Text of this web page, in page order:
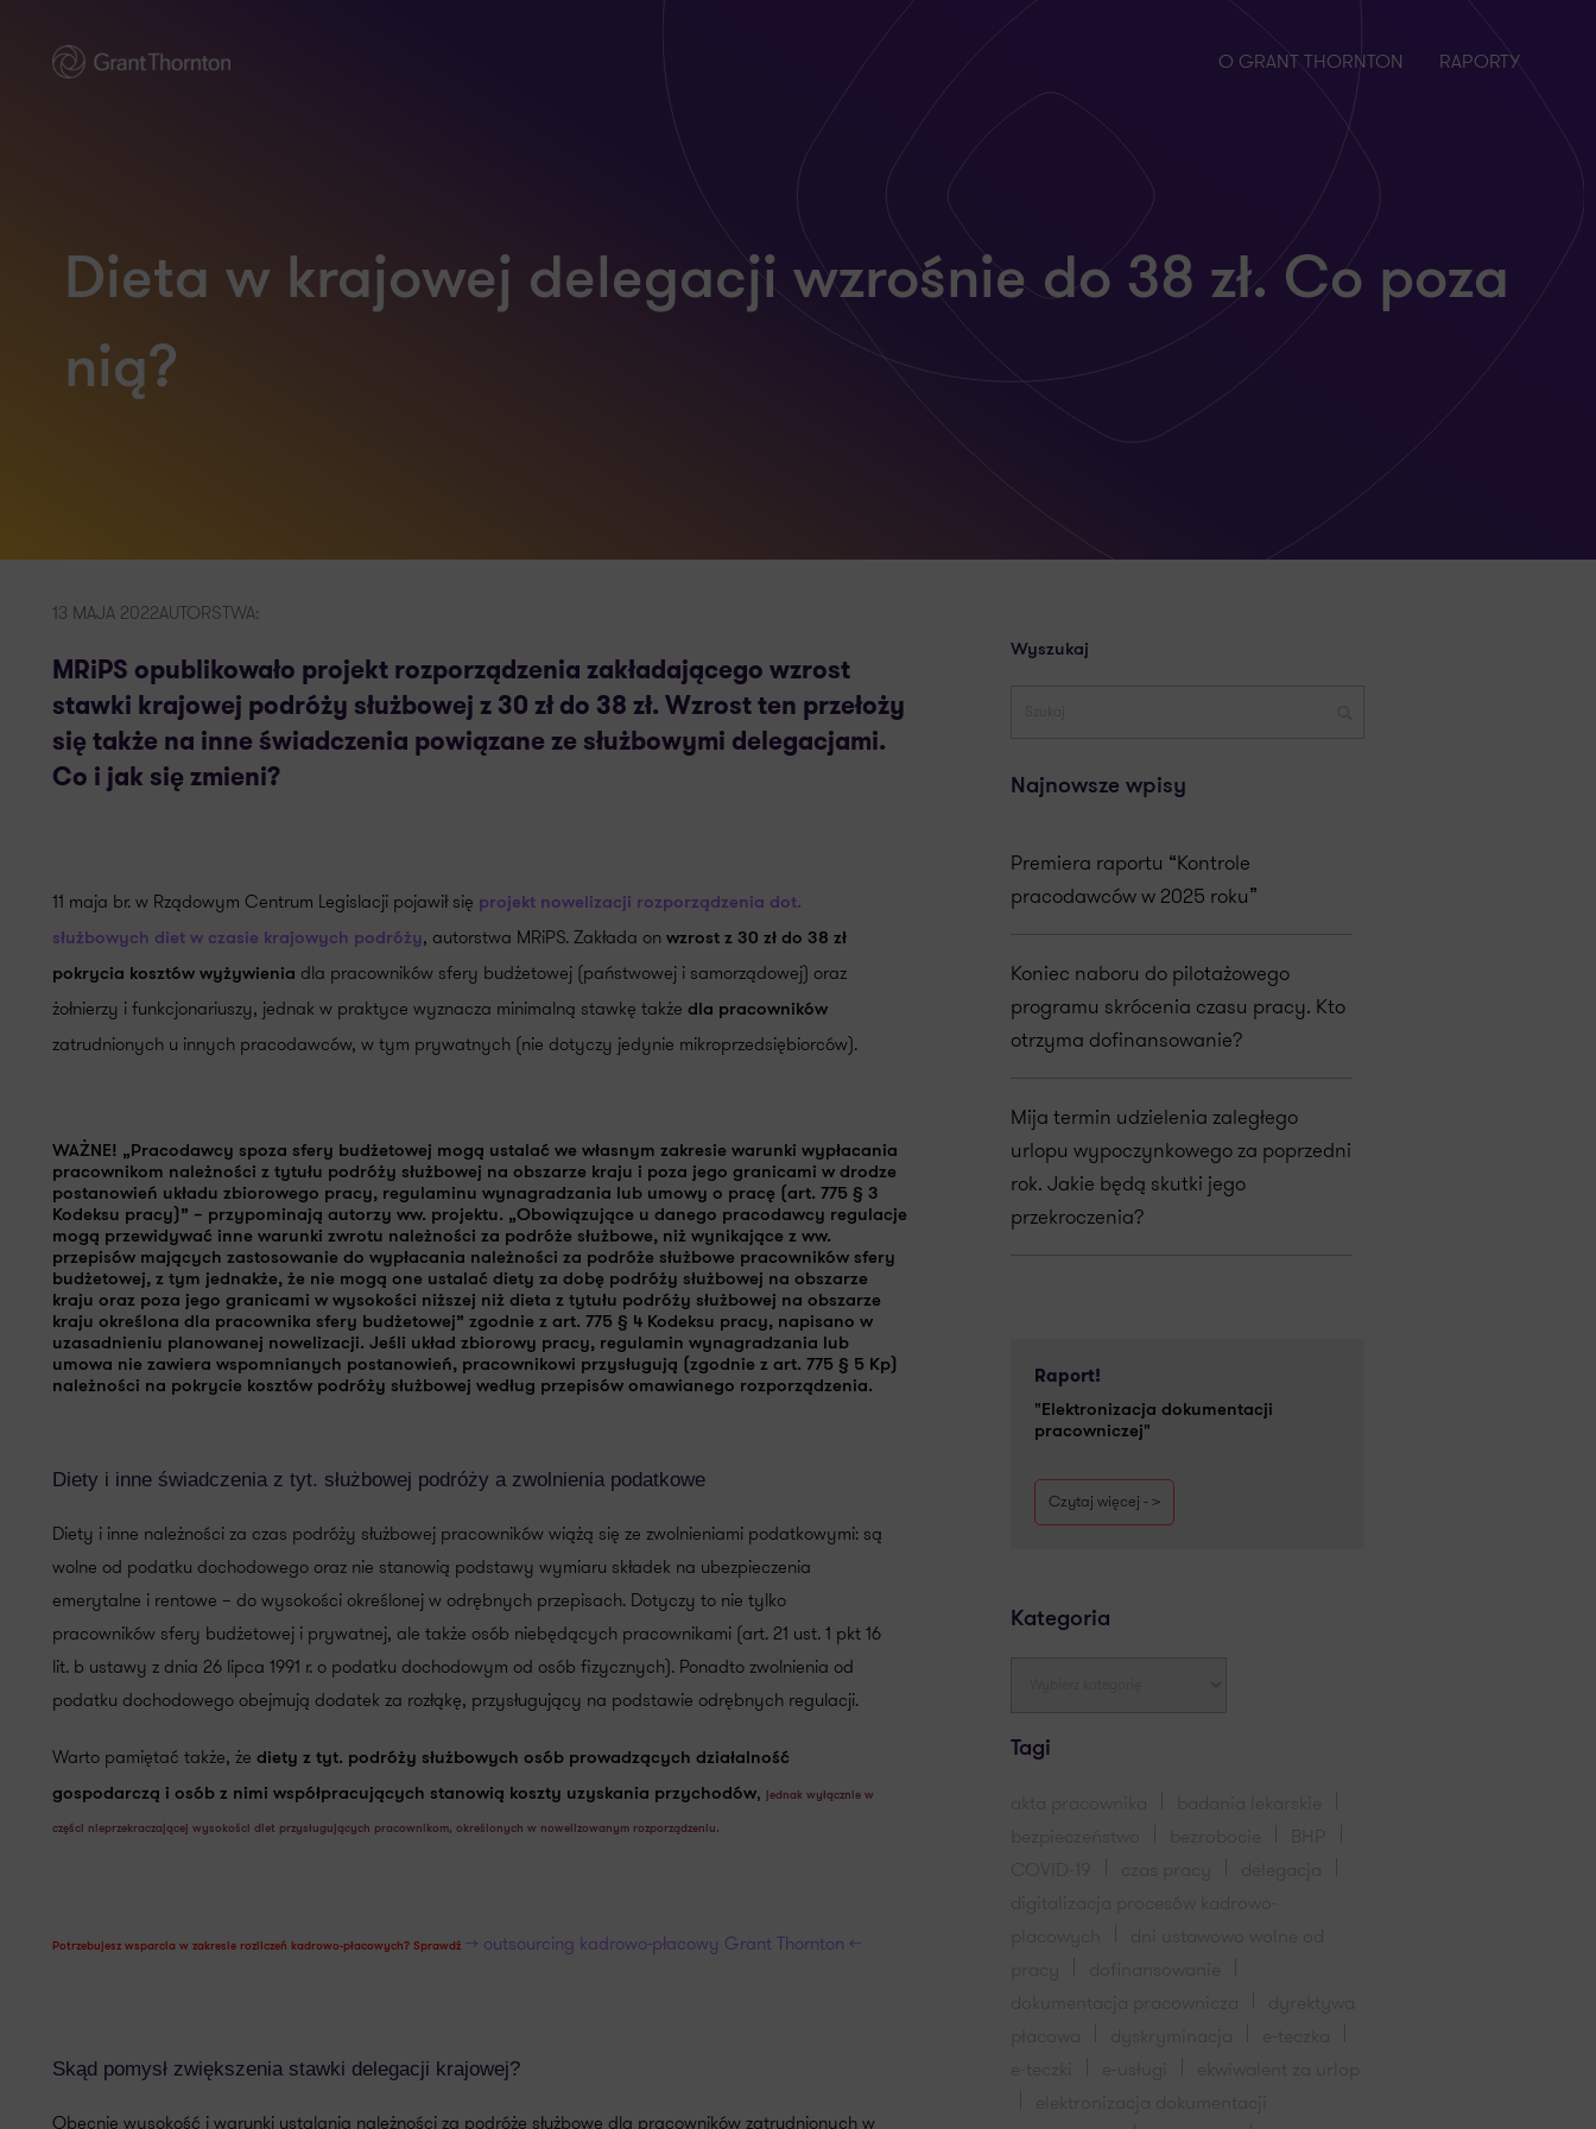
O GRANT THORNTON RAPORTY
Dieta w krajowej delegacji wzrośnie do 38 zł. Co poza
nią?
13 MAJA 2022AUTORSTWA:
MRiPS opublikowało projekt rozporządzenia zakładającego wzrost
stawki krajowej podróży służbowej z 30 zł do 38 zł. Wzrost ten przełoży
się także na inne świadczenia powiązane ze służbowymi delegacjami.
Co i jak się zmieni?
11 maja br. w Rządowym Centrum Legislacji pojawił się projekt nowelizacji rozporządzenia dot.
służbowych diet w czasie krajowych podróży, autorstwa MRiPS. Zakłada on wzrost z 30 zł do 38 zł
pokrycia kosztów wyżywienia dla pracowników sfery budżetowej (państwowej i samorządowej) oraz
żołnierzy i funkcjonariuszy, jednak w praktyce wyznacza minimalną stawkę także dla pracowników
zatrudnionych u innych pracodawców, w tym prywatnych (nie dotyczy jedynie mikroprzedsiębiorców).
WAŻNE! „Pracodawcy spoza sfery budżetowej mogą ustalać we własnym zakresie warunki wypłacania
pracownikom należności z tytułu podróży służbowej na obszarze kraju i poza jego granicami w drodze
postanowień układu zbiorowego pracy, regulaminu wynagradzania lub umowy o pracę (art. 775 § 3
Kodeksu pracy)” – przypominają autorzy ww. projektu. „Obowiązujące u danego pracodawcy regulacje
mogą przewidywać inne warunki zwrotu należności za podróże służbowe, niż wynikające z ww.
przepisów mających zastosowanie do wypłacania należności za podróże służbowe pracowników sfery
budżetowej, z tym jednakże, że nie mogą one ustalać diety za dobę podróży służbowej na obszarze
kraju oraz poza jego granicami w wysokości niższej niż dieta z tytułu podróży służbowej na obszarze
kraju określona dla pracownika sfery budżetowej” zgodnie z art. 775 § 4 Kodeksu pracy, napisano w
uzasadnieniu planowanej nowelizacji. Jeśli układ zbiorowy pracy, regulamin wynagradzania lub
umowa nie zawiera wspomnianych postanowień, pracownikowi przysługują (zgodnie z art. 775 § 5 Kp)
należności na pokrycie kosztów podróży służbowej według przepisów omawianego rozporządzenia.
Diety i inne świadczenia z tyt. służbowej podróży a zwolnienia podatkowe
Diety i inne należności za czas podróży służbowej pracowników wiążą się ze zwolnieniami podatkowymi: są
wolne od podatku dochodowego oraz nie stanowią podstawy wymiaru składek na ubezpieczenia
emerytalne i rentowe – do wysokości określonej w odrębnych przepisach. Dotyczy to nie tylko
pracowników sfery budżetowej i prywatnej, ale także osób niebędących pracownikami (art. 21 ust. 1 pkt 16
lit. b ustawy z dnia 26 lipca 1991 r. o podatku dochodowym od osób fizycznych). Ponadto zwolnienia od
podatku dochodowego obejmują dodatek za rozłąkę, przysługujący na podstawie odrębnych regulacji.
Warto pamiętać także, że diety z tyt. podróży służbowych osób prowadzących działalność
gospodarczą i osób z nimi współpracujących stanowią koszty uzyskania przychodów, jednak wyłącznie w
części nieprzekraczającej wysokości diet przysługujących pracownikom, określonych w nowelizowanym rozporządzeniu.
Potrzebujesz wsparcia w zakresie rozliczeń kadrowo-płacowych? Sprawdź >> outsourcing kadrowo-płacowy Grant Thornton <<
Skąd pomysł zwiększenia stawki delegacji krajowej?
Obecnie wysokość i warunki ustalania należności za podróże służbowe dla pracowników zatrudnionych w
Wyszukaj
Najnowsze wpisy
Premiera raportu “Kontrole
pracodawców w 2025 roku”
Koniec naboru do pilotażowego
programu skrócenia czasu pracy. Kto
otrzyma dofinansowanie?
Mija termin udzielenia zaległego
urlopu wypoczynkowego za poprzedni
rok. Jakie będą skutki jego
przekroczenia?
Raport!
"Elektronizacja dokumentacji
pracowniczej"
Czytaj więcej - >
Kategoria
Tagi